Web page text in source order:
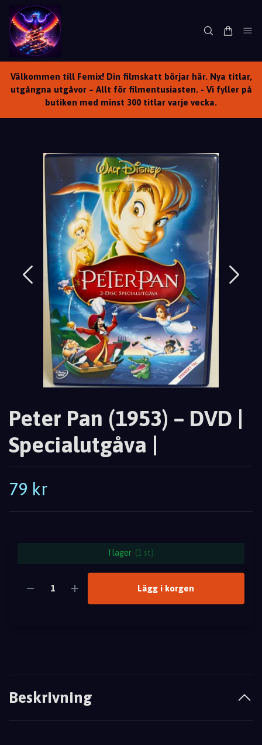
Välkommen till Femix! Din filmskatt börjar här. Nya titlar,
utgångna utgåvor – Allt för filmentusiasten. - Vi fyller på
butiken med minst 300 titlar varje vecka.
Peter Pan (1953) – DVD |
Specialutgåva |
79 kr
I lager (1 st)
Lägg i korgen
Beskrivning